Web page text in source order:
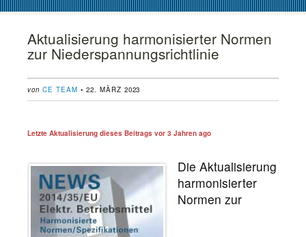
Aktualisierung harmonisierter Normen
zur Niederspannungsrichtlinie
von CE TEAM • 22. MÄRZ 2023
Letzte Aktualisierung dieses Beitrags vor 3 Jahren ago
Die Aktualisierung
harmonisierter
Normen zur